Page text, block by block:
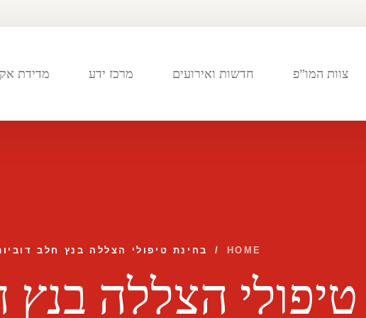
צוות המו”פ חדשות ואירועים מרכז ידע מדידת
HOME
/ בחינת טיפולי הצללה בנץ חלב
הצללה בנץ